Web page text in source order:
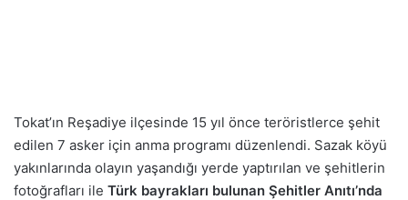
Tokat’ın Reşadiye ilçesinde 15 yıl önce teröristlerce şehit
edilen 7 asker için anma programı düzenlendi. Sazak köyü
yakınlarında olayın yaşandığı yerde yaptırılan ve şehitlerin
fotoğrafları ile Türk bayrakları bulunan Şehitler Anıtı’nda